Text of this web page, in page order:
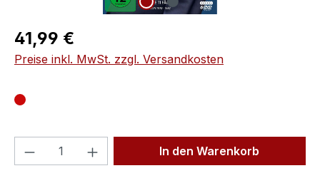
Regulärer Preis:
41,99 €
Preise inkl. MwSt. zzgl. Versandkosten
Produkt Anzahl: Gib denIn den Warenkorb